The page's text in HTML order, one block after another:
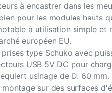
à encastrer dans les
pour les modules hauts
à utilisation simple et
européen EU.
type Schuko avec
USB 5V DC pour
usinage de D. 60 mm.
montage sur des surfaces